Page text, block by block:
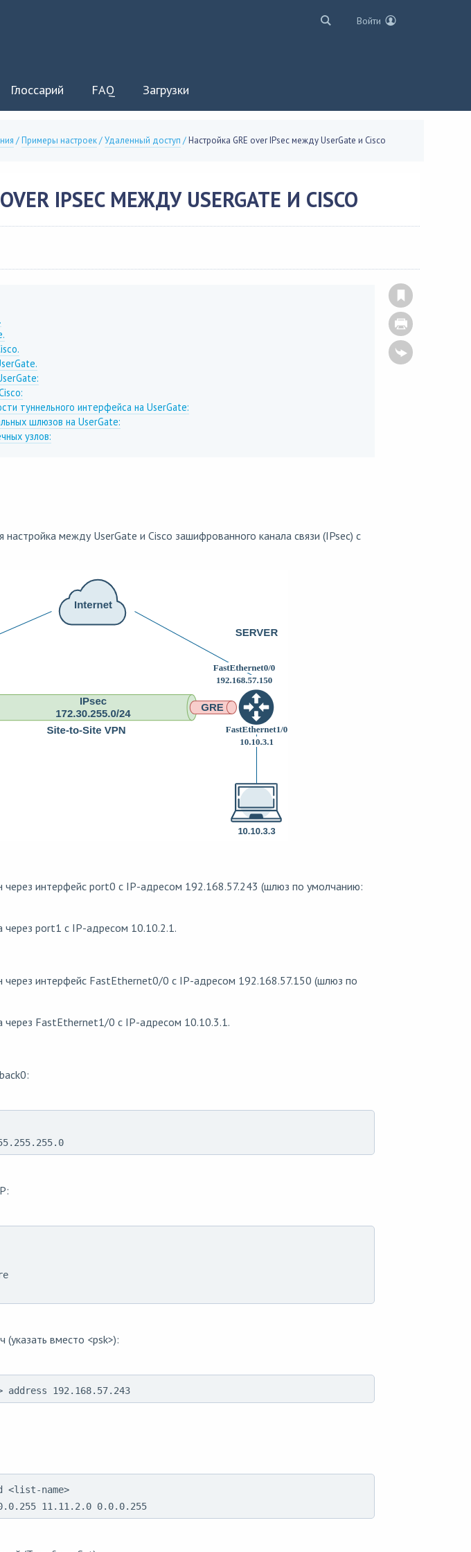
Войти
Глоссарий FAQ Загрузки
/Примеры настроек/Удаленный доступ /Настройка GRE over IPsec между UserGate и Cisco
IPSEC МЕЖДУ USERGATE И CISCO
туннельного интерфейса на UserGate:
шлюзов на UserGate:
узлов:
настройка между UserGate и Cisco зашифрованного канала связи (IPsec) с
через интерфейс port0 с IP-адресом 192.168.57.243 (шлюз по умолчанию:
через port1 c IP-адресом 10.10.2.1.
через интерфейс FastEthernet0/0 с IP-адресом 192.168.57.150 (шлюз по
через FastEthernet1/0 c IP-адресом 10.10.3.1.
вместо <psk>):
address 192.168.57.243
<list-name>
11.11.2.0 0.0.0.255